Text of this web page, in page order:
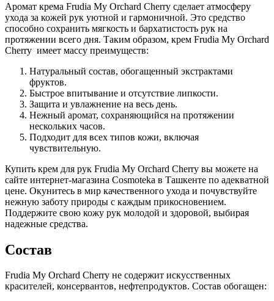
Аромат крема Frudia My Orchard Cherry сделает атмосферу
ухода за кожей рук уютной и гармоничной. Это средство
способно сохранить мягкость и бархатистость рук на
протяжении всего дня. Таким образом, крем Frudia My Orchard
Cherry имеет массу преимуществ:
Натуральный состав, обогащенный экстрактами
фруктов.
Быстрое впитывание и отсутствие липкости.
Защита и увлажнение на весь день.
Нежный аромат, сохраняющийся на протяжении
нескольких часов.
Подходит для всех типов кожи, включая
чувствительную.
Купить крем для рук Frudia My Orchard Cherry вы можете на
сайте интернет-магазина Cosmoteka в Ташкенте по адекватной
цене. Окунитесь в мир качественного ухода и почувствуйте
нежную заботу природы с каждым прикосновением.
Поддержите свою кожу рук молодой и здоровой, выбирая
надежные средства.
Состав
Frudia My Orchard Cherry не содержит искусственных
красителей, консервантов, нефтепродуктов. Состав обогащен: